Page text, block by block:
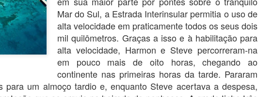
Mar do Sul, a Estrada Interinsular permitia o uso de
alta velocidade em praticamente todos os seus dois
mil quilômetros. Graças a isso e à habilitação para
alta velocidade, Harmon e Steve percorreram-na
em pouco mais de oito horas, chegando ao
continente nas primeiras horas da tarde. Pararam
para um almoço tardio e, enquanto Steve acertava a despesa,